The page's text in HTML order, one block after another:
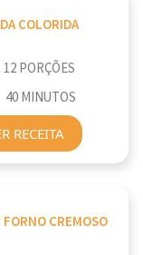
COLORIDA
12 PORÇÕES
40 MINUTOS
RECEITA
FORNO CREMOSO